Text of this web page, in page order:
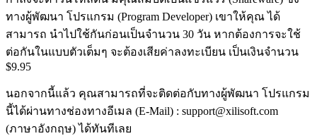
ทางผู้พัฒนา โปรแกรม (Program Developer) เขาให้คุณ ได้
สามารถ นำไปใช้กันก่อนเป็นจำนวน 30 วัน หากต้องการจะใช้
ต่อกันในแบบตัวเต็มๆ จะต้องเสียค่าลงทะเบียน เป็นเงินจำนวน
$9.95
นอกจากนี้แล้ว คุณสามารถที่จะติดต่อกับทางผู้พัฒนา โปรแกรม
นี้ได้ผ่านทางช่องทางอีเมล (E-Mail) : support@xilisoft.com
(ภาษาอังกฤษ) ได้ทันทีเลย